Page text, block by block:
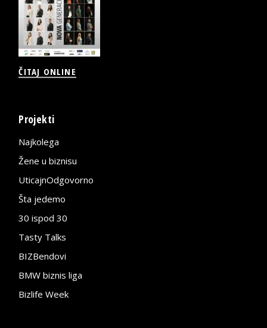
ČITAJ ONLINE
Projekti
Najkolega
Žene u biznisu
UticajnOdgovorno
Šta jedemo
30 ispod 30
Tasty Talks
BIZBendovi
BMW biznis liga
Bizlife Week